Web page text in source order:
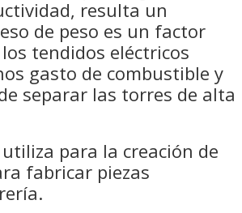
resulta un
de peso es un factor
tendidos eléctricos
gasto de combustible y
separar las torres de alta
para la creación de
fabricar piezas